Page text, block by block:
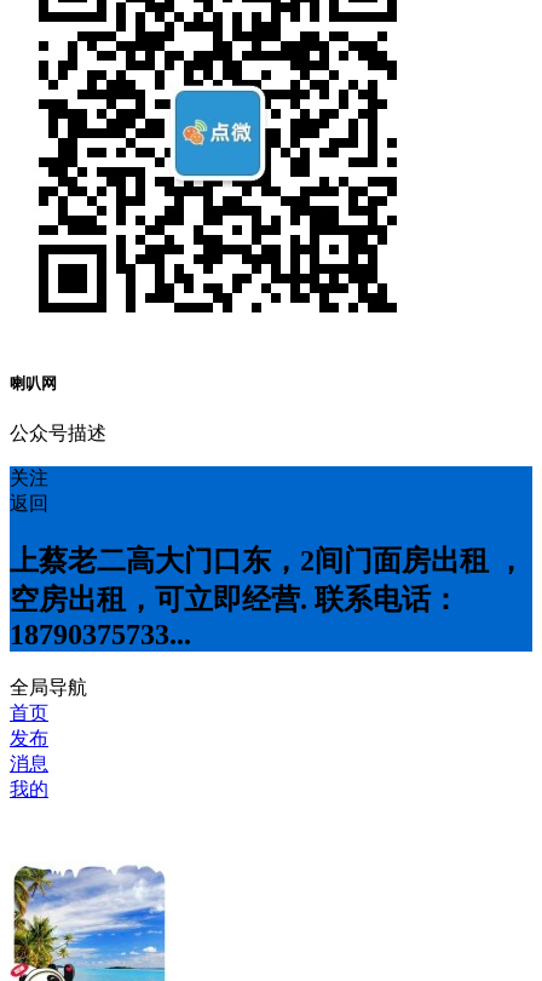
喇叭网
公众号描述
关注
返回
上蔡老二高大门口东，2间门面房出租 ，
空房出租，可立即经营. 联系电话：
18790375733...
全局导航
首页
发布
消息
我的